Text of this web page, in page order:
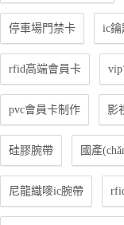
停車場門禁卡 ic鑰
rfid高端會員卡
pvc會員卡制作 影
硅膠腕帶 國產
尼龍織嘜ic腕帶